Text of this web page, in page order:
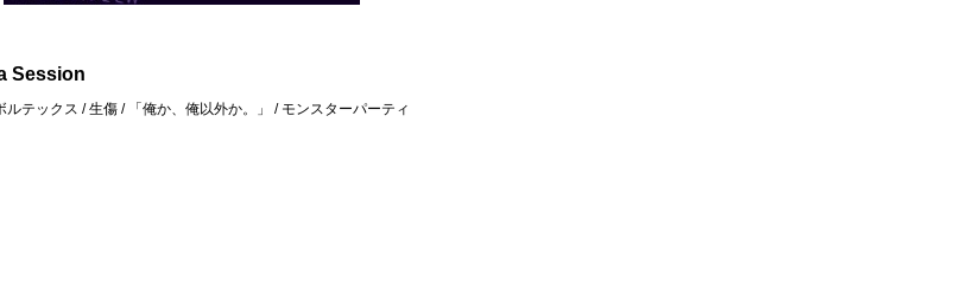
Session
テックス / 生傷 / 「俺か、俺以外か。」 / モンスターパーティ